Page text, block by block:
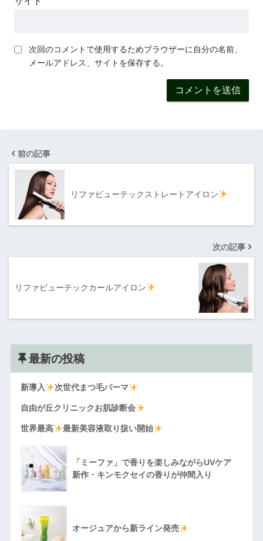
次回のコメントで使用するためブラウザーに自分の名前、
メールアドレス、サイトを保存する。
前の記事
リファビューテックストレートアイロン
次の記事
リファビューテックカールアイロン
最新の投稿
新導入 次世代まつ毛パーマ
自由が丘クリニックお肌診断会
世界最高 最新美容液取り扱い開始
「ミーファ」で香りを楽しみながらUVケア
新作・キンモクセイの香りが仲間入り
オージュアから新ライン発売